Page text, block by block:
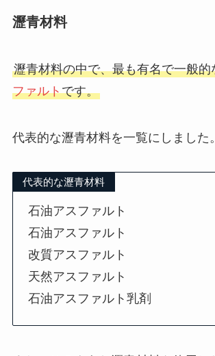
瀝青材料
瀝青材料の中で、最も有名で一般的
ファルトです。
代表的な瀝青材料を一覧にしました。
代表的な瀝青材料
石油アスファルト
石油アスファルト
改質アスファルト
天然アスファルト
石油アスファルト乳剤